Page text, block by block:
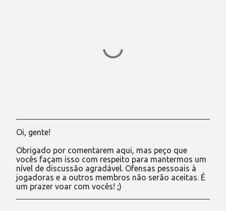
P
s
t
a
r
u
m
Oi, gente!
Obrigado por comentarem aqui, mas peço que
vocês façam isso com respeito para mantermos um
nível de discussão agradável. Ofensas pessoais à
jogadoras e a outros membros não serão aceitas. É
um prazer voar com vocês! ;)